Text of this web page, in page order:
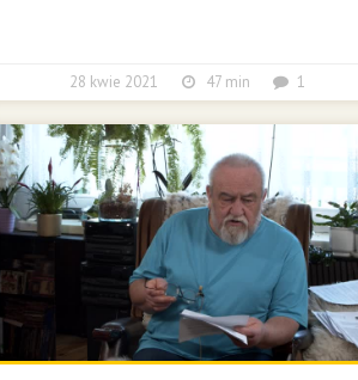
28 kwie 2021 47 min 1